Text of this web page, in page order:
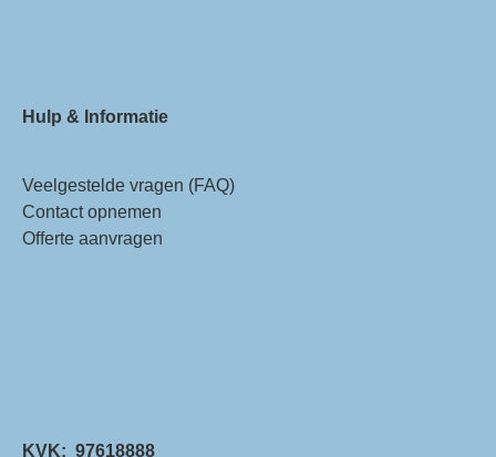
Hulp & Informatie
Veelgestelde vragen (FAQ)
Contact opnemen
Offerte aanvragen
KVK: 97618888